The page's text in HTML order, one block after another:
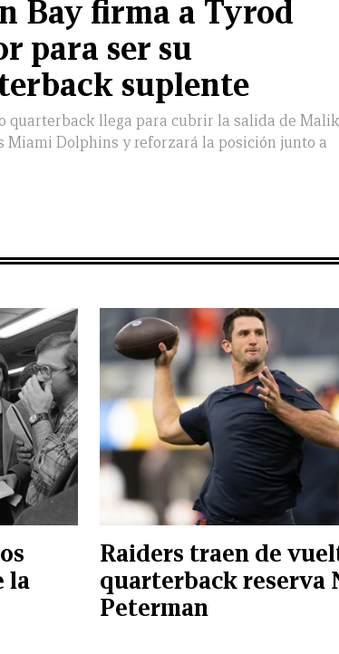
Bay firma a Tyrod
para ser su
suplente
quarterback llega para cubrir la salida de Malik
Miami Dolphins y reforzará la posición junto a
la
Raiders traen de
quarterback reserva
Peterman